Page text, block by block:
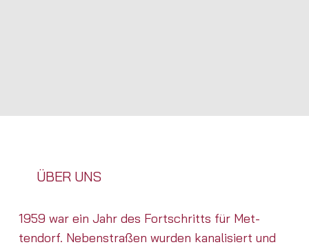
ÜBER UNS
1959 war ein Jahr des Fortschritts für Met­
tendorf. Nebenstraßen wurden kanalisiert und